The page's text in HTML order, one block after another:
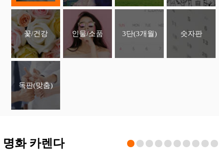
꽃/건강 인물/소품 3단(3개월) 숫자판
독판(맞춤)
명화 카렌다 10